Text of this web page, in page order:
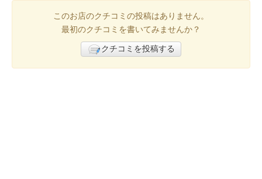
このお店のクチコミの投稿はありません。
最初のクチコミを書いてみませんか？
クチコミを投稿する